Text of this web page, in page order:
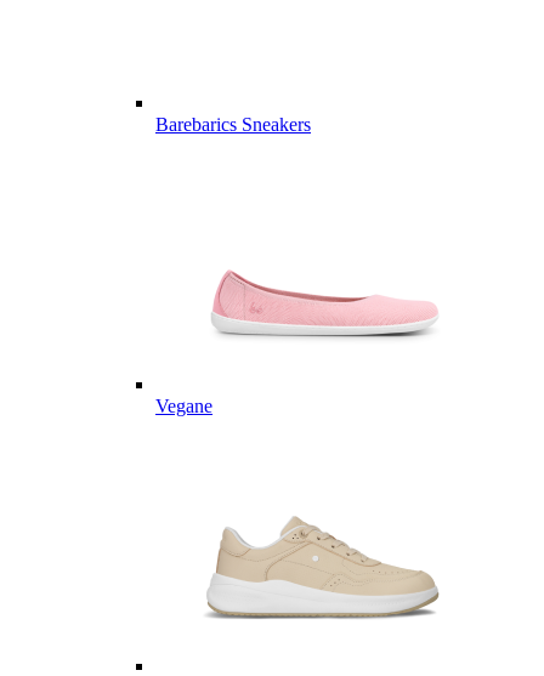
Barebarics Sneakers
Vegane